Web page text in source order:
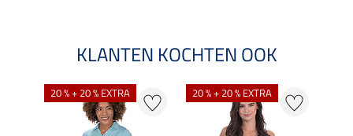
KLANTEN KOCHTEN OOK
20 % + 20 % EXTRA 20 % + 20 % EXTRA